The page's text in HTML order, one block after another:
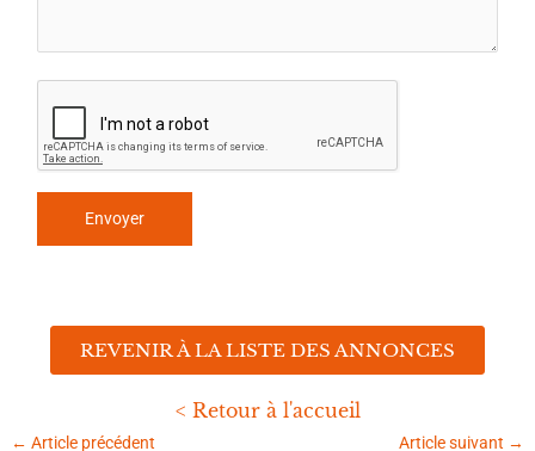
REVENIR À LA LISTE DES ANNONCES
< Retour à l'accueil
← Article précédent Article suivant →